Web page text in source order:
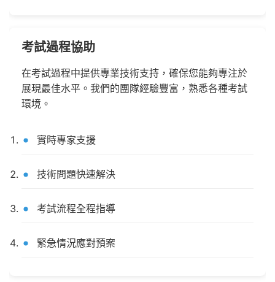
考試過程協助
在考試過程中提供專業技術支持，確保您能夠專注於
展現最佳水平。我們的團隊經驗豐富，熟悉各種考試
環境。
實時專家支援
技術問題快速解決
考試流程全程指導
緊急情況應對預案